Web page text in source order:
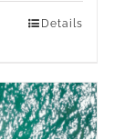
Details